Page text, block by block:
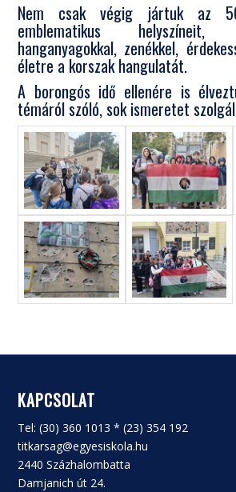
Nem csak végig jártuk az
emblematikus
hanganyagokkal, zenékkel,
életre a korszak hangulatát.
A borongós idő ellenére is
témáról szóló, sok ismeretet
KAPCSOLAT
Tel: (30) 360 1013 * (23) 354 192
titkarsag@egyesiskola.hu
2440 Százhalombatta
Damjanich út 24.